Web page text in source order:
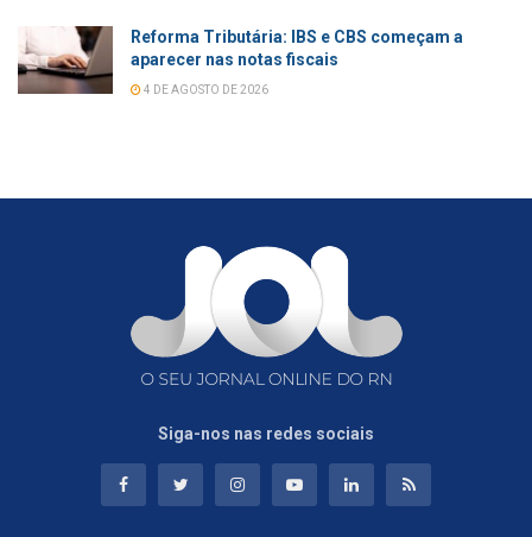
Reforma Tributária: IBS e CBS começam a
aparecer nas notas fiscais
4 DE AGOSTO DE 2026
Siga-nos nas redes sociais